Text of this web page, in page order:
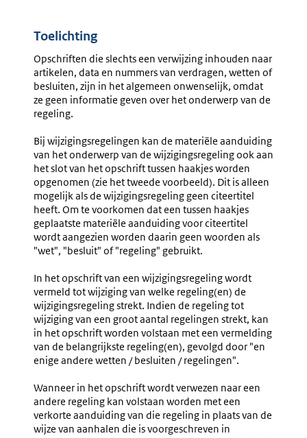
Toelichting
Opschriften die slechts een verwijzing inhouden naar
artikelen, data en nummers van verdragen, wetten of
besluiten, zijn in het algemeen onwenselijk, omdat
ze geen informatie geven over het onderwerp van de
regeling.
Bij wijzigingsregelingen kan de materiële aanduiding
van het onderwerp van de wijzigingsregeling ook aan
het slot van het opschrift tussen haakjes worden
opgenomen (zie het tweede voorbeeld). Dit is alleen
mogelijk als de wijzigingsregeling geen citeertitel
heeft. Om te voorkomen dat een tussen haakjes
geplaatste materiële aanduiding voor citeertitel
wordt aangezien worden daarin geen woorden als
"wet", "besluit" of "regeling" gebruikt.
In het opschrift van een wijzigingsregeling wordt
vermeld tot wijziging van welke regeling(en) de
wijzigingsregeling strekt. Indien de regeling tot
wijziging van een groot aantal regelingen strekt, kan
in het opschrift worden volstaan met een vermelding
van de belangrijkste regeling(en), gevolgd door "en
enige andere wetten / besluiten / regelingen".
Wanneer in het opschrift wordt verwezen naar een
andere regeling kan volstaan worden met een
verkorte aanduiding van die regeling in plaats van de
wijze van aanhalen die is voorgeschreven in